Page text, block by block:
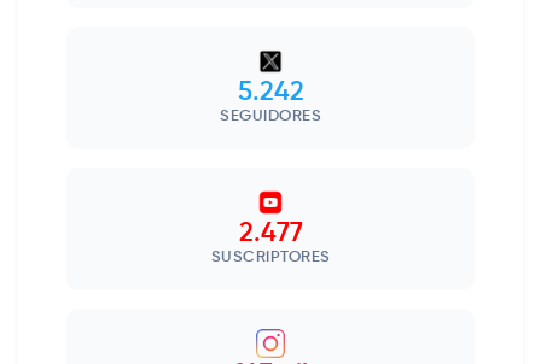
5.242
SEGUIDORES
2.477
SUSCRIPTORES